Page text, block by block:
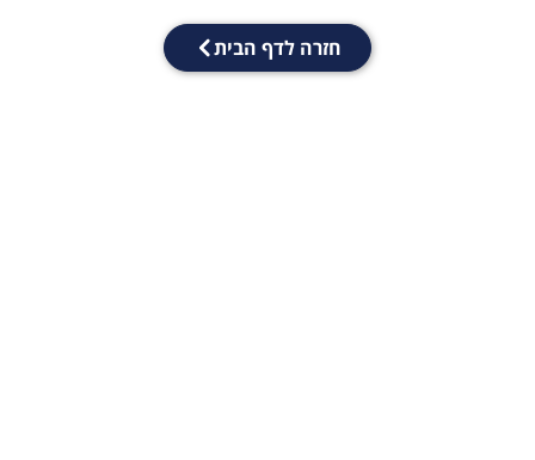
חזרה לדף הבית